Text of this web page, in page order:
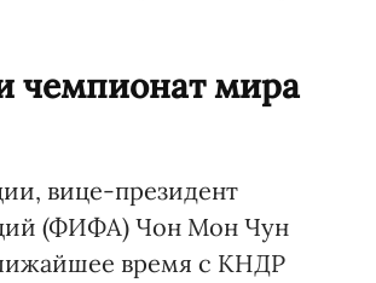
чемпионат мира
вице-президент
(ФИФА) Чон Мон Чун
время с КНДР